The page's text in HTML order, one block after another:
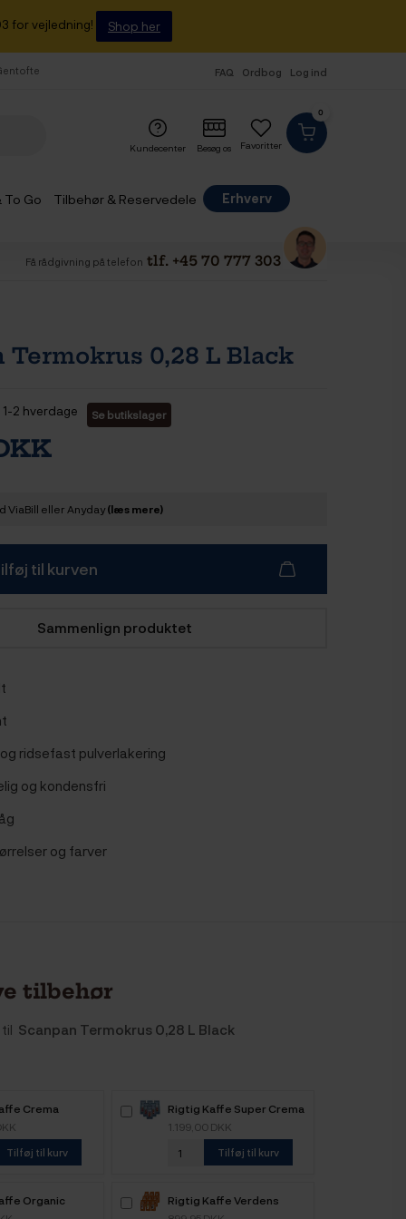
for vejledning! Shop her
FAQ Ordbog Log ind
0
Favoritter
Kundecenter Besøg os
To Go Tilbehør & Reservedele
Erhverv
Få rådgivning på telefon tlf. +45 70 777 303
Termokrus 0,28 L Black
1-2 hverdage Se butikslager
ViaBill eller Anyday(læs mere)
til kurven
Sammenlign produktet
ridsefast pulverlakering
og kondensfri
og farver
tilbehør
Scanpan Termokrus 0,28 L Black
Crema
Hele
Tilføj til kurv
Rigtig Kaffe Super Crema
6kg Hele kaffebønner
1.199,00 DKK
Tilføj til kurv
Organic
4 Varianter
Rigtig Kaffe Verdens
Kaffe - 9x400g